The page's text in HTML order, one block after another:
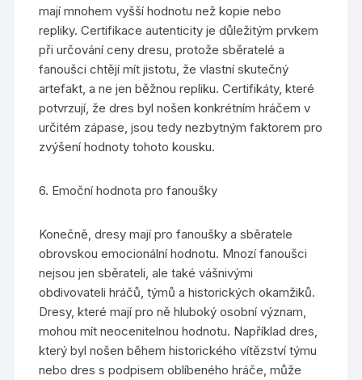
mají mnohem vyšší hodnotu než kopie nebo
repliky. Certifikace autenticity je důležitým prvkem
při určování ceny dresu, protože sběratelé a
fanoušci chtějí mít jistotu, že vlastní skutečný
artefakt, a ne jen běžnou repliku. Certifikáty, které
potvrzují, že dres byl nošen konkrétním hráčem v
určitém zápase, jsou tedy nezbytným faktorem pro
zvýšení hodnoty tohoto kousku.
6. Emoční hodnota pro fanoušky
Konečně, dresy mají pro fanoušky a sběratele
obrovskou emocionální hodnotu. Mnozí fanoušci
nejsou jen sběrateli, ale také vášnivými
obdivovateli hráčů, týmů a historických okamžiků.
Dresy, které mají pro ně hluboký osobní význam,
mohou mít neocenitelnou hodnotu. Například dres,
který byl nošen během historického vítězství týmu
nebo dres s podpisem oblíbeného hráče, může